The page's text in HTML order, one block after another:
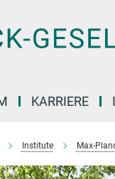
KARRIERE
Institute Max-